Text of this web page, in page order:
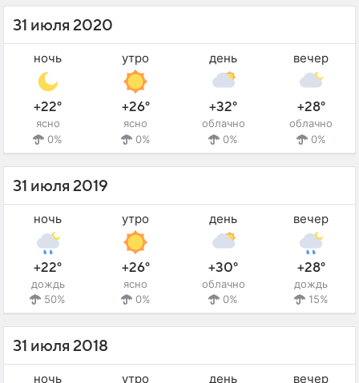
31 июля 2020
ночь
+22°
ясно
0%
утро
+26°
ясно
0%
день
+32°
облачно
0%
вечер
+28°
облачно
0%
31 июля 2019
ночь
+22°
дождь
50%
утро
+26°
ясно
0%
день
+30°
облачно
0%
вечер
+28°
дождь
15%
31 июля 2018
ночь утро день вечер